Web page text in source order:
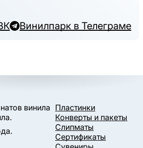
Винилпарк в Телеграме
винила Пластинки
Конверты и пакеты
Слипматы
Сертификаты